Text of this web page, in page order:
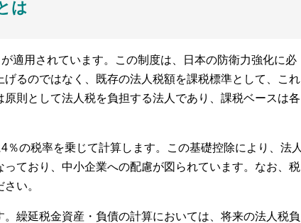
は
適用されています。この制度は、日本の防衛力強化に必
るのではなく、既存の法人税額を課税標準として、これ
則として法人税を負担する法人であり、課税ベースは各
の税率を乗じて計算します。この基礎控除により、法人
ており、中小企業への配慮が図られています。なお、税
い。
繰延税金資産・負債の計算においては、将来の法人税負